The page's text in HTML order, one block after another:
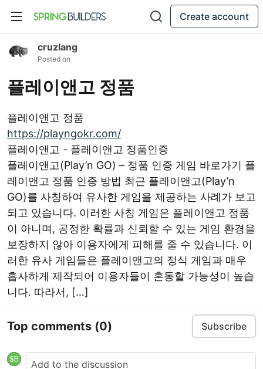
Create account
cruzlang
Posted on
플레이앤고 정품
플레이앤고 정품
https://playngokr.com/
플레이앤고 - 플레이앤고 정품인증
플레이앤고(Play’n GO) – 정품 인증 게임 바로가기 플
레이앤고 정품 인증 방법 최근 플레이앤고(Play’n
GO)를 사칭하여 유사한 게임을 제공하는 사례가 보고
되고 있습니다. 이러한 사칭 게임은 플레이앤고 정품
이 아니며, 공정한 확률과 신뢰할 수 있는 게임 환경을
보장하지 않아 이용자에게 피해를 줄 수 있습니다. 이
러한 유사 게임들은 플레이앤고의 정식 게임과 매우
흡사하게 제작되어 이용자들이 혼동할 가능성이 높습
니다. 따라서, […]
Top comments (0) Subscribe